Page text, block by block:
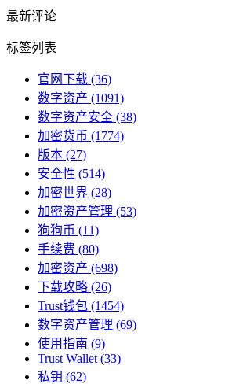
最新评论
标签列表
官网下载 (36)
数字资产 (1091)
数字资产安全 (38)
加密货币 (1774)
版本 (27)
安全性 (514)
加密世界 (28)
加密资产管理 (53)
狗狗币 (11)
手续费 (80)
加密资产 (698)
下载攻略 (26)
Trust钱包 (1454)
数字资产管理 (69)
使用指南 (9)
Trust Wallet (33)
私钥 (62)